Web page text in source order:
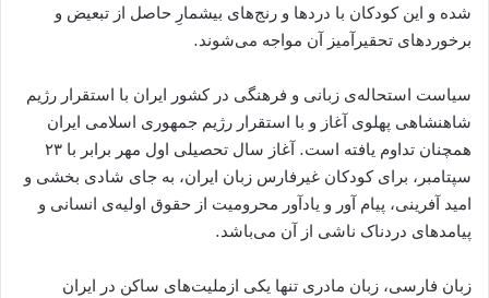
شده و این کودکان با دردها و رنج‌های بیشمارِ حاصل از تبعیض و
برخوردهای تحقیرآمیز آن مواجه می‌شوند.
سياست استحاله‌ی زبانى و فرھنگى در کشور ايران با استقرار رژیم
شاهنشاهی پهلوی آغاز و با استقرار رژیم جمهوری اسلامی ایران
همچنان تداوم يافته است. آغاز سال تحصيلی اول مهر برابر با ۲۳
سپتامبر، برای کودکان غیرفارس زبان ایران، به جای شادی بخشی و
امید آفرینی، پيام آور و يادآور محرومیت از حقوق اولیه‌ی انسانی و
پیامدهای دردناک ناشی از آن می‌باشد.
زبان فارسی، زبان مادری تنها یکی ازملیت‌های ساکن در ایران